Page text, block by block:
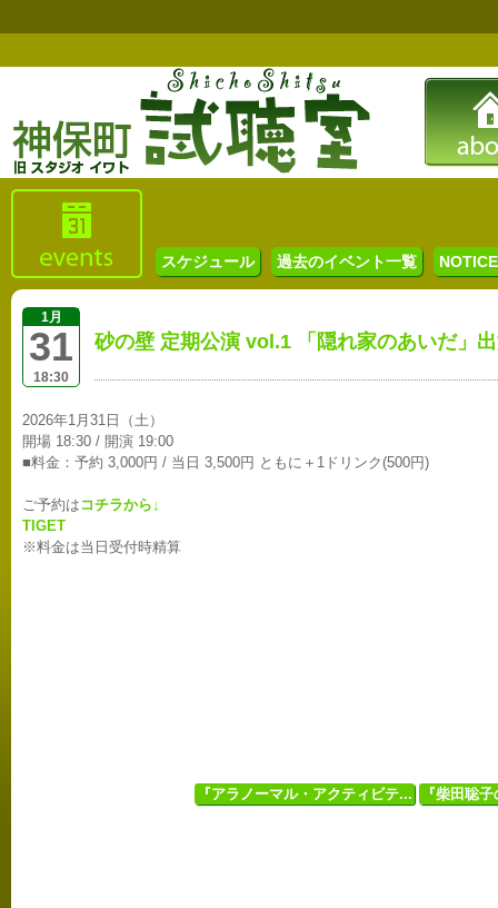
スケジュール 過去のイベント一覧
1月
31
18:30
砂の壁 定期公演 vol.1 「隠れ家のあいだ」
2026年1月31日（土）
開場 18:30 / 開演 19:00
■料金：予約 3,000円 / 当日 3,500円 ともに＋1ドリンク(500円)
ご予約は コチラから↓
TIGET
※料金は当日受付時精算
『アラノーマル・アクティビテ... 『柴田聡